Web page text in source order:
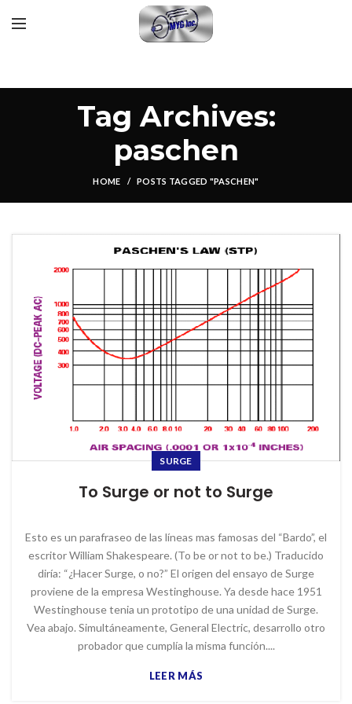
Tag Archives:
paschen
HOME POSTS TAGGED "PASCHEN"
SURGE
To Surge or not to Surge
Esto es un parafraseo de las líneas mas famosas del “Bardo”, el
escritor William Shakespeare. (To be or not to be.) Traducido
diría: “¿Hacer Surge, o no?” El origen del ensayo de Surge
proviene de la empresa Westinghouse. Ya desde hace 1951
Westinghouse tenia un prototipo de una unidad de Surge.
Vea abajo. Simultáneamente, General Electric, desarrollo otro
probador que cumplía la misma función....
LEER MÁS